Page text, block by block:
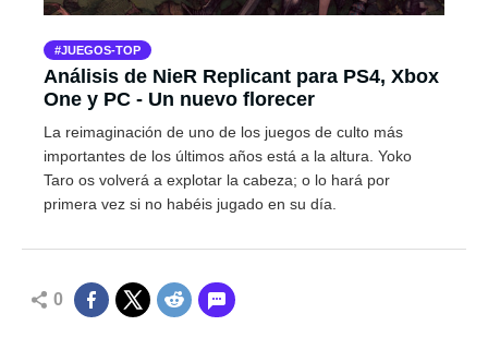
JUEGOS-TOP
Análisis de NieR Replicant para PS4, Xbox
One y PC - Un nuevo florecer
La reimaginación de uno de los juegos de culto más
importantes de los últimos años está a la altura. Yoko
Taro os volverá a explotar la cabeza; o lo hará por
primera vez si no habéis jugado en su día.
0